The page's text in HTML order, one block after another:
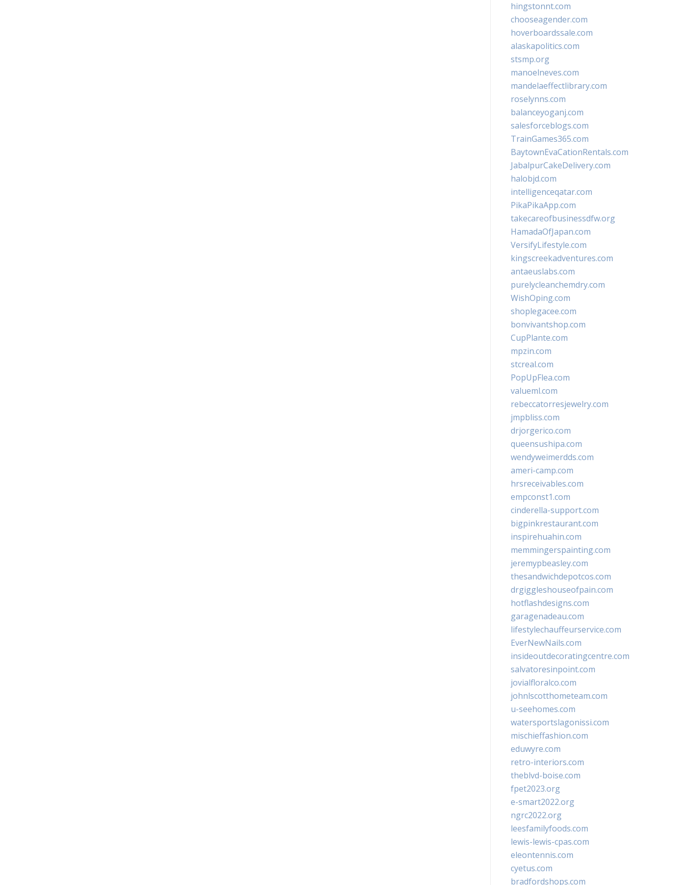
hingstonnt.com
chooseagender.com
hoverboardssale.com
alaskapolitics.com
stsmp.org
manoelneves.com
mandelaeffectlibrary.com
roselynns.com
balanceyoganj.com
salesforceblogs.com
TrainGames365.com
BaytownEvaCationRentals.com
JabalpurCakeDelivery.com
halobjd.com
intelligenceqatar.com
PikaPikaApp.com
takecareofbusinessdfw.org
HamadaOfJapan.com
VersifyLifestyle.com
kingscreekadventures.com
antaeuslabs.com
purelycleanchemdry.com
WishOping.com
shoplegacee.com
bonvivantshop.com
CupPlante.com
mpzin.com
stcreal.com
PopUpFlea.com
valueml.com
rebeccatorresjewelry.com
jmpbliss.com
drjorgerico.com
queensushipa.com
wendyweimerdds.com
ameri-camp.com
hrsreceivables.com
empconst1.com
cinderella-support.com
bigpinkrestaurant.com
inspirehuahin.com
memmingerspainting.com
jeremypbeasley.com
thesandwichdepotcos.com
drgiggleshouseofpain.com
hotflashdesigns.com
garagenadeau.com
lifestylechauffeurservice.com
EverNewNails.com
insideoutdecoratingcentre.com
salvatoresinpoint.com
jovialfloralco.com
johnlscotthometeam.com
u-seehomes.com
watersportslagonissi.com
mischieffashion.com
eduwyre.com
retro-interiors.com
theblvd-boise.com
fpet2023.org
e-smart2022.org
ngrc2022.org
leesfamilyfoods.com
lewis-lewis-cpas.com
eleontennis.com
cyetus.com
bradfordshops.com